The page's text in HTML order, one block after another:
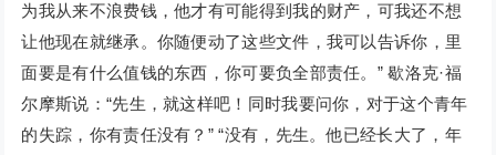
为我从来不浪费钱，他才有可能得到我的财产，可我还不想
让他现在就继承。你随便动了这些文件，我可以告诉你，里
面要是有什么值钱的东西，你可要负全部责任。” 歇洛克·福
尔摩斯说：“先生，就这样吧！同时我要问你，对于这个青年
的失踪，你有责任没有？” “没有，先生。他已经长大了，年